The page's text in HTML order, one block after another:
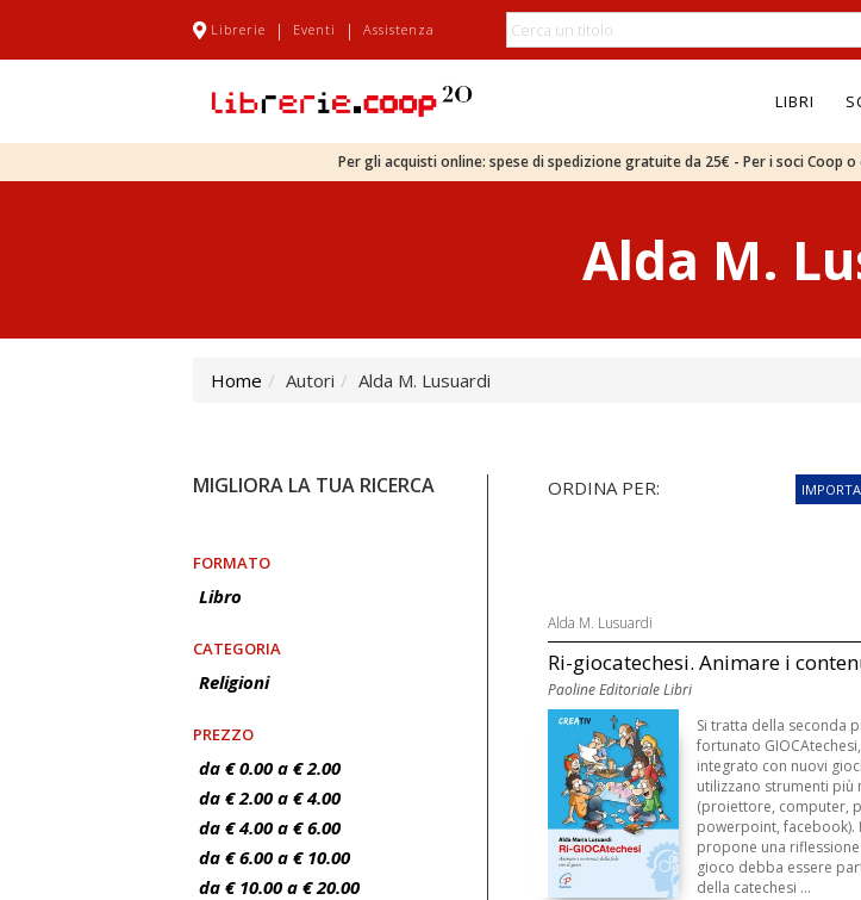
Librerie | Eventi | Assistenza
LIBRI
Per gli acquisti online: spese di spedizione gratuite da 25€ - Per i soci
Alda M.
Home Autori Alda M. Lusuardi
MIGLIORA LA TUA RICERCA
FORMATO
Libro
CATEGORIA
Religioni
PREZZO
da € 0.00 a € 2.00
da € 2.00 a € 4.00
da € 4.00 a € 6.00
da € 6.00 a € 10.00
da € 10.00 a € 20.00
ORDINA PER:
Alda M. Lusuardi
Ri-giocatechesi. Animare i
Paoline Editoriale Libri
Si tratta della seconda
fortunato
integrato con nuovi
utilizzano strumenti più
(proiettore, computer,
powerpoint, facebook).
propone una
gioco debba essere
della catechesi ...